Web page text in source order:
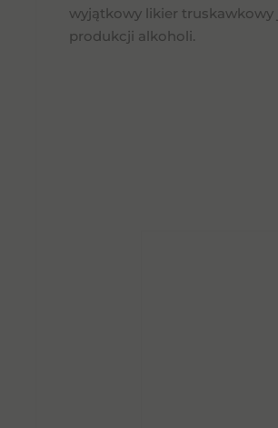
wyjątkowy likier
produkcji alkoholi.